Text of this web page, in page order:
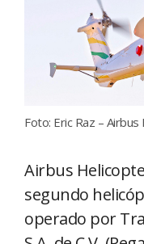
Foto: Eric Raz –
Airbus
segundo
operado por